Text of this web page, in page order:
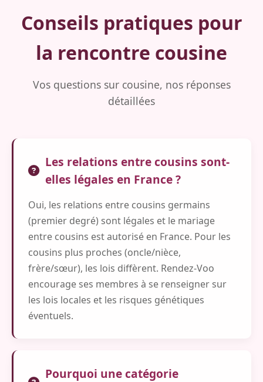
Conseils pratiques pour
la rencontre cousine
Vos questions sur cousine, nos réponses
détaillées
Les relations entre cousins sont-
elles légales en France ?
Oui, les relations entre cousins germains
(premier degré) sont légales et le mariage
entre cousins est autorisé en France. Pour les
cousins plus proches (oncle/nièce,
frère/sœur), les lois diffèrent. Rendez-Voo
encourage ses membres à se renseigner sur
les lois locales et les risques génétiques
éventuels.
Pourquoi une catégorie